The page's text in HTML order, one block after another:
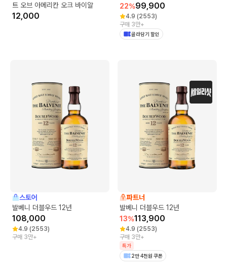
트 오브 아메리칸 오크 바이알
12,000
22%99,900
4.9 (2553)
구매 3만+
골라담기 할인
스토어
발베니 더블우드 12년
108,000
4.9 (2553)
구매 3만+
파트너
발베니 더블우드 12년
13%113,900
4.9 (2553)
구매 3만+
특가
2만 4천원 쿠폰